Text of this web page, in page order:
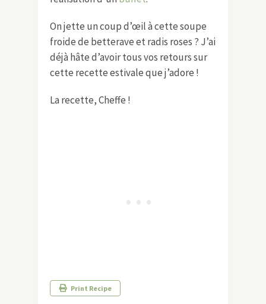
On jette un coup d’œil à cette soupe
froide de betterave et radis roses ? J’ai
déjà hâte d’avoir tous vos retours sur
cette recette estivale que j’adore !
La recette, Cheffe !
Print Recipe